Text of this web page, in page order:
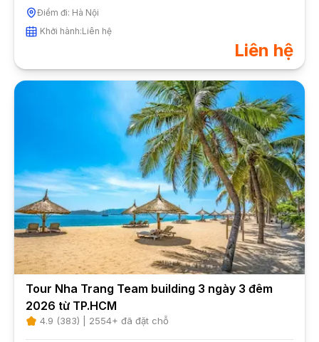
Điểm đi: Hà Nội
Khởi hành:Liên hệ
Liên hệ
Tour Nha Trang Team building 3 ngày 3 đêm
2026 từ TP.HCM
4.9 (383) | 2554+ đã đặt chỗ